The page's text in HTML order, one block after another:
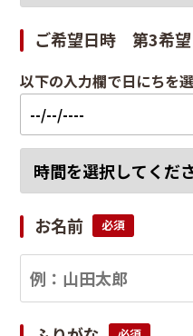
ご希望日時 第3希望
以下の入力欄で日にちを
お名前 必須